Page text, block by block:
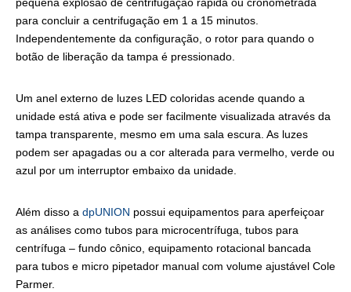
para concluir a centrifugação em 1 a 15 minutos.
Independentemente da configuração, o rotor para quando o
botão de liberação da tampa é pressionado.
Um anel externo de luzes LED coloridas acende quando a
unidade está ativa e pode ser facilmente visualizada através da
tampa transparente, mesmo em uma sala escura. As luzes
podem ser apagadas ou a cor alterada para vermelho, verde ou
azul por um interruptor embaixo da unidade.
Além disso a dpUNION possui equipamentos para aperfeiçoar
as análises como tubos para microcentrífuga, tubos para
centrífuga – fundo cônico, equipamento rotacional bancada
para tubos e micro pipetador manual com volume ajustável Cole
Parmer.